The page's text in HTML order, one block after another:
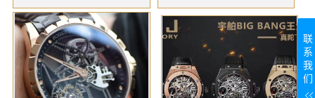
联
系
我
们